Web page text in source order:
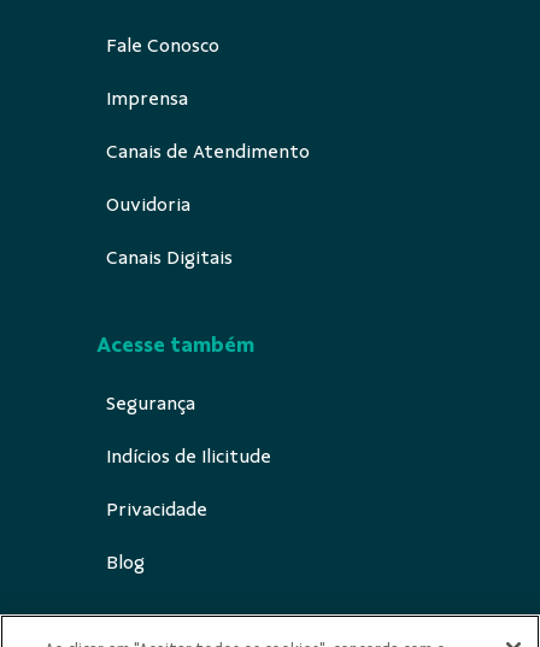
Fale Conosco
Imprensa
Canais de Atendimento
Ouvidoria
Canais Digitais
Acesse também
Segurança
Indícios de Ilicitude
Privacidade
Blog